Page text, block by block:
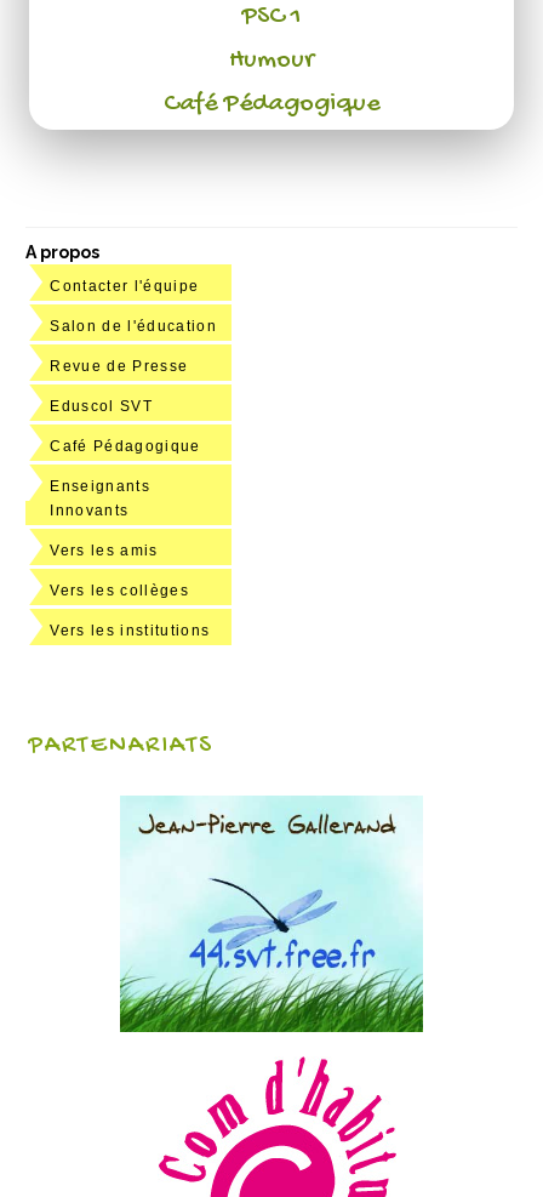
PSC 1
Humour
Café Pédagogique
A propos
Contacter l'équipe
Salon de l'éducation
Revue de Presse
Eduscol SVT
Café Pédagogique
Enseignants
Innovants
Vers les amis
Vers les collèges
Vers les institutions
PARTENARIATS